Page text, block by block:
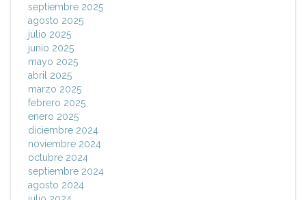
septiembre 2025
agosto 2025
julio 2025
junio 2025
mayo 2025
abril 2025
marzo 2025
febrero 2025
enero 2025
diciembre 2024
noviembre 2024
octubre 2024
septiembre 2024
agosto 2024